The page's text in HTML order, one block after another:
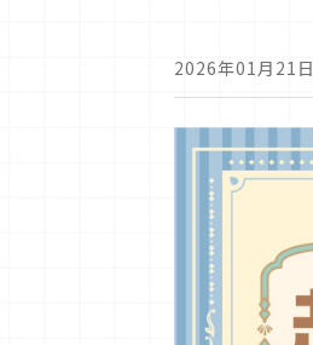
2026年01月21日